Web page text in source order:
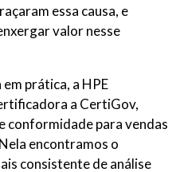
essa causa, e
valor nesse
prática, a HPE
a CertiGov,
conformidade para vendas
encontramos o
consistente de análise